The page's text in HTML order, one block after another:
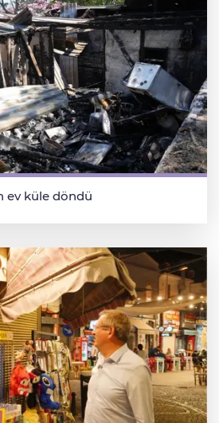
ev küle döndü